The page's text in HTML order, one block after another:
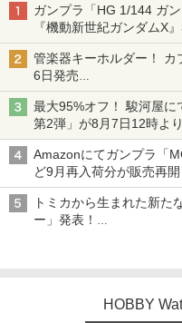
ガンプラ「HG 1/144 ガ
『機動新世紀ガンダムX
変形機構まで再現し最新
管楽器キーホルダー！ カ
6日発売
チューバ、テナサクなど
最大95%オフ！ 駿河屋に
第2弾」が8月7日12時よ
Amazonにてガンプラ「
ど9月再入荷分が販売再開
トミカから生まれた新た
ー」発表！
HOBBY